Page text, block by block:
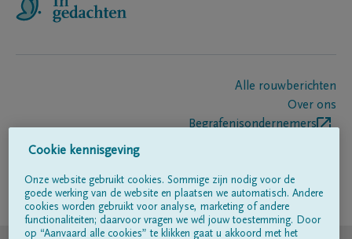
Alle rouwberichten
Over ons
Begrafenisondernemers
Volg ons op
Cookie kennisgeving
Onze website gebruikt cookies. Sommige zijn nodig voor de
goede werking van de website en plaatsen we automatisch. Andere
cookies worden gebruikt voor analyse, marketing of andere
functionaliteiten; daarvoor vragen we wél jouw toestemming. Door
op “Aanvaard alle cookies” te klikken gaat u akkoord met het